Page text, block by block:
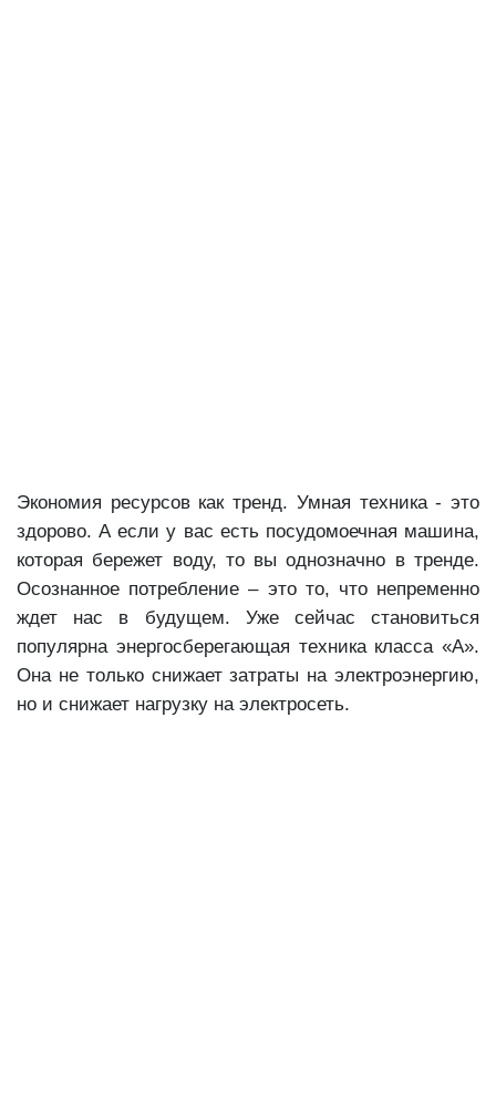
Экономия ресурсов как тренд. Умная техника - это
здорово. А если у вас есть посудомоечная машина,
которая бережет воду, то вы однозначно в тренде.
Осознанное потребление – это то, что непременно
ждет нас в будущем. Уже сейчас становиться
популярна энергосберегающая техника класса «А».
Она не только снижает затраты на электроэнергию,
но и снижает нагрузку на электросеть.